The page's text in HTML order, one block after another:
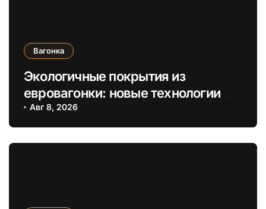
Вагонка
Экологичные покрытия из
евровагонки: новые технологии и
безопасность для жилья
Авг 8, 2026